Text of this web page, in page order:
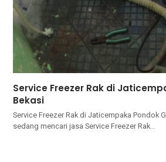
Service Freezer Rak di
Bekasi
Service Freezer Rak di Jaticempaka Pondok
ѕеdаng mencari jasa Service Freezer Rak…